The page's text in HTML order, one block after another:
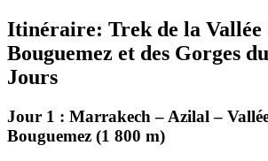
Itinéraire: Trek de la Vallée
Bouguemez et des Gorges
Jours
Jour 1 : Marrakech – Azilal –
Bouguemez (1 800 m)